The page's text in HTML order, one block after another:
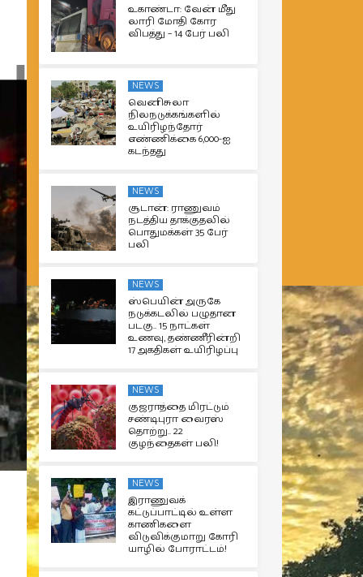
உகாண்டா: வேன் மீது
லாரி மோதி கோர
விபத்து – 14 பேர் பலி
NEWS
வெனிசுலா
நிலநடுக்கங்களில்
உயிரிழந்தோர்
எண்ணிக்கை 6,000-ஐ
கடந்தது
NEWS
சூடான்: ராணுவம்
நடத்திய தாக்குதலில்
பொதுமக்கள் 35 பேர்
பலி
NEWS
ஸ்பெயின் அருகே
நடுக்கடலில் பழுதான
படகு.. 15 நாட்கள்
உணவு, தண்ணீரின்றி
17 அகதிகள் உயிரிழப்பு
NEWS
குஜராத்தை மிரட்டும்
சண்டிபுரா வைரஸ்
தொற்று.. 22
குழந்தைகள் பலி!
NEWS
இராணுவக்
கட்டுப்பாட்டில் உள்ள
காணிகளை
விடுவிக்குமாறு கோரி
யாழில் போராட்டம்!